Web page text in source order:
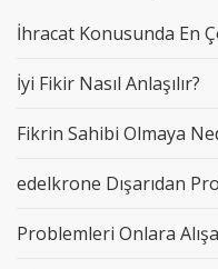
İhracat Konusunda En
İyi Fikir Nasıl Anlaşılır?
Fikrin Sahibi Olmaya
edelkrone Dışarıdan
Problemleri Onlara